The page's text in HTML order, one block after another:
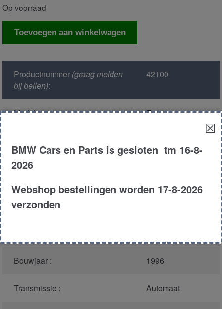
Op voorraad
Stuurkolom
Toevoegen aan winkelwagen
Productnummer(graag melden
bij bellen):
42100
Model : E38
Metallic
Motor type :
Bouwjaar : 1996
Transmissie : Automaat
☒
BMW Cars en Parts is gesloten tm 16-8-
2026
Webshop bestellingen worden 17-8-2026
verzonden